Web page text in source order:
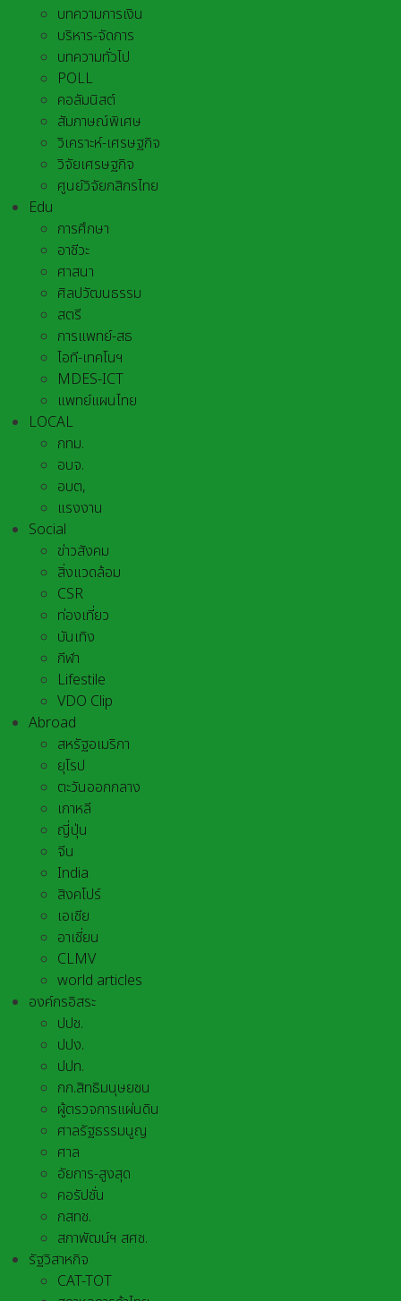
บทความการเงิน
บริหาร-จัดการ
บทความทั่วไป
POLL
คอลัมนิสต์
สัมภาษณ์พิเศษ
วิเคราะห์-เศรษฐกิจ
วิจัยเศรษฐกิจ
ศูนย์วิจัยกสิกรไทย
Edu
การศึกษา
อาชีวะ
ศาสนา
ศิลปวัฒนธรรม
สตรี
การแพทย์-สธ
ไอที-เทคโนฯ
MDES-ICT
แพทย์แผนไทย
LOCAL
กทม.
อบจ.
อบต,
แรงงาน
Social
ข่าวสังคม
สิ่งแวดล้อม
CSR
ท่องเที่ยว
บันเทิง
กีฬา
Lifestile
VDO Clip
Abroad
สหรัฐอเมริกา
ยุโรป
ตะวันออกกลาง
เกาหลี
ญี่ปุ่น
จีน
India
สิงคโปร์
เอเชีย
อาเชี่ยน
CLMV
world articles
องค์กรอิสระ
ปปช.
ปปง.
ปปท.
กก.สิทธิมนุษยชน
ผู้ตรวจการแผ่นดิน
ศาลรัฐธรรมนูญ
ศาล
อัยการ-สูงสุด
คอรัปชั่น
กสทช.
สภาพัฒน์ฯ สศช.
รัฐวิสาหกิจ
CAT-TOT